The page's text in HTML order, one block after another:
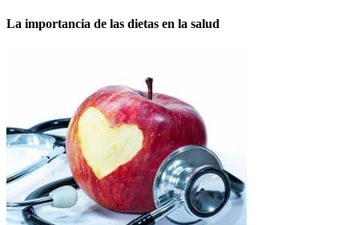
La importancia de las dietas en la salud